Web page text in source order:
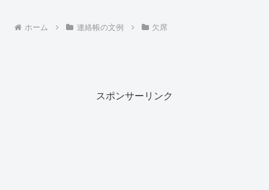
ホーム 連絡帳の文例 欠席
スポンサーリンク